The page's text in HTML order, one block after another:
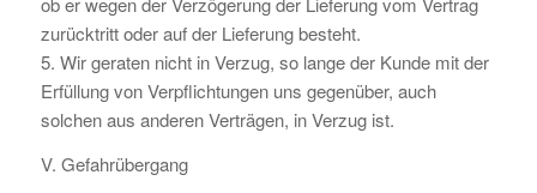
zurücktritt oder auf der Lieferung besteht.
5. Wir geraten nicht in Verzug, so lange der Kunde mit der
Erfüllung von Verpflichtungen uns gegenüber, auch
solchen aus anderen Verträgen, in Verzug ist.
V. Gefahrübergang